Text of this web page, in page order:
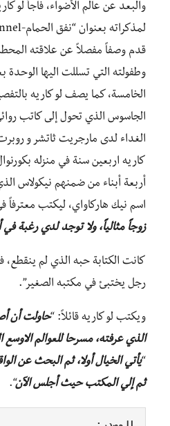
قدم وصفاً مفصلاً عن علاقته
وطفولته التي تسللت اليها الوحدة
الخامسة، كما يصف لو كاريه
الجاسوس الذي تحول إلى كاتب
الغداء لدى مارجريت ثاتشر و
كاريه اربعين سنة في منزله
أربعة أبناء من ضمنهم نيكولاس
اسم نيك هاركاواي، ليكتب معترفاً
زوجاً مثالياً، ولا توجد لدي رغبة
كانت الكتابة حبه الذي لم
رجل يختبئ في مكتبه الصغير”.
ويكتب لو كاريه قائلاً: “حاولت أن
الذي عرفته، مسرحا للعوالم الاوسع
“يأتي الخيال أولا، ثم البحث عن
ثم إلي المكتب حيث أجلس الآن“.